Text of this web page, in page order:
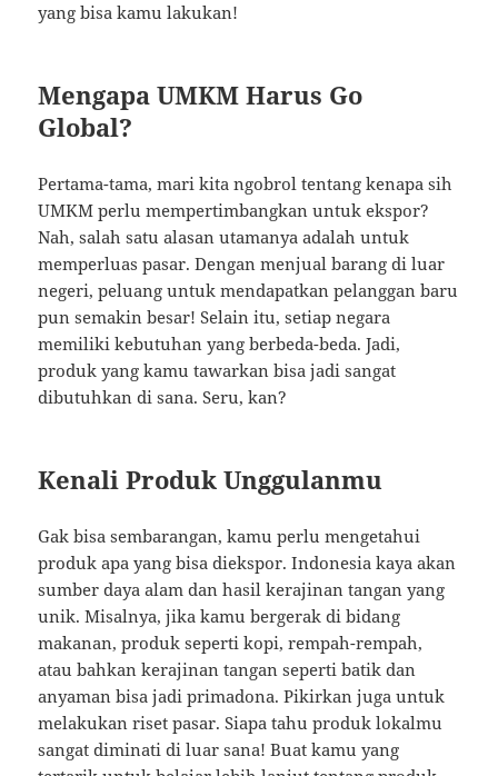
yang bisa kamu lakukan!
Mengapa UMKM Harus Go
Global?
Pertama-tama, mari kita ngobrol tentang kenapa sih
UMKM perlu mempertimbangkan untuk ekspor?
Nah, salah satu alasan utamanya adalah untuk
memperluas pasar. Dengan menjual barang di luar
negeri, peluang untuk mendapatkan pelanggan baru
pun semakin besar! Selain itu, setiap negara
memiliki kebutuhan yang berbeda-beda. Jadi,
produk yang kamu tawarkan bisa jadi sangat
dibutuhkan di sana. Seru, kan?
Kenali Produk Unggulanmu
Gak bisa sembarangan, kamu perlu mengetahui
produk apa yang bisa diekspor. Indonesia kaya akan
sumber daya alam dan hasil kerajinan tangan yang
unik. Misalnya, jika kamu bergerak di bidang
makanan, produk seperti kopi, rempah-rempah,
atau bahkan kerajinan tangan seperti batik dan
anyaman bisa jadi primadona. Pikirkan juga untuk
melakukan riset pasar. Siapa tahu produk lokalmu
sangat diminati di luar sana! Buat kamu yang